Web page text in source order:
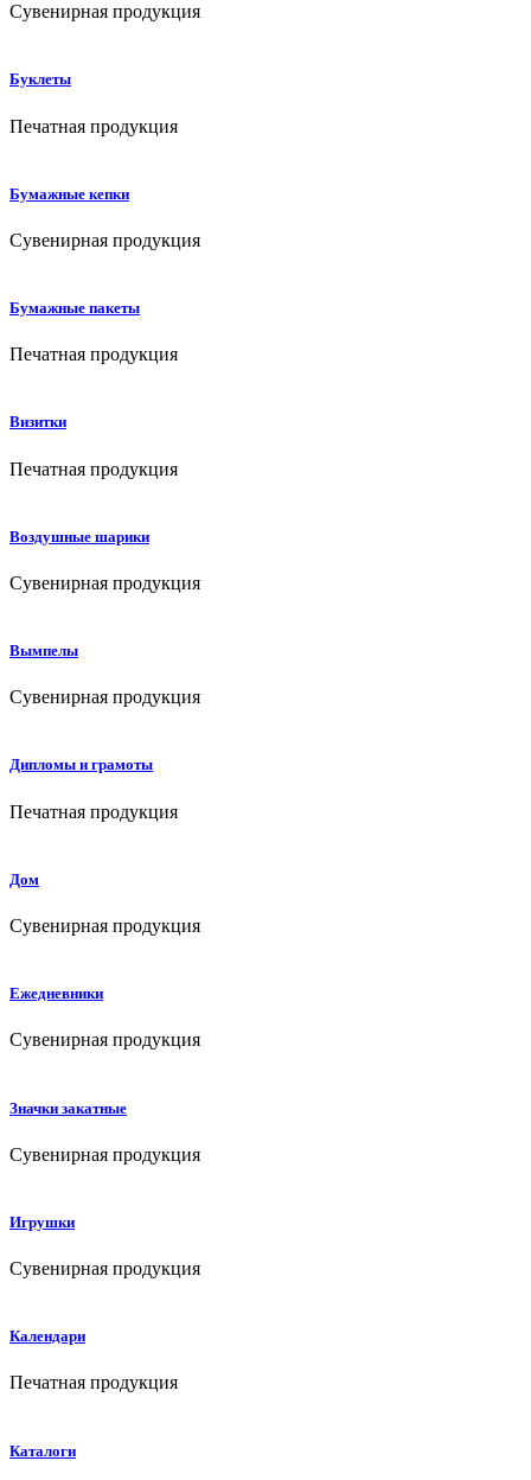
Сувенирная продукция
Буклеты
Печатная продукция
Бумажные кепки
Сувенирная продукция
Бумажные пакеты
Печатная продукция
Визитки
Печатная продукция
Воздушные шарики
Сувенирная продукция
Вымпелы
Сувенирная продукция
Дипломы и грамоты
Печатная продукция
Дом
Сувенирная продукция
Ежедневники
Сувенирная продукция
Значки закатные
Сувенирная продукция
Игрушки
Сувенирная продукция
Календари
Печатная продукция
Каталоги